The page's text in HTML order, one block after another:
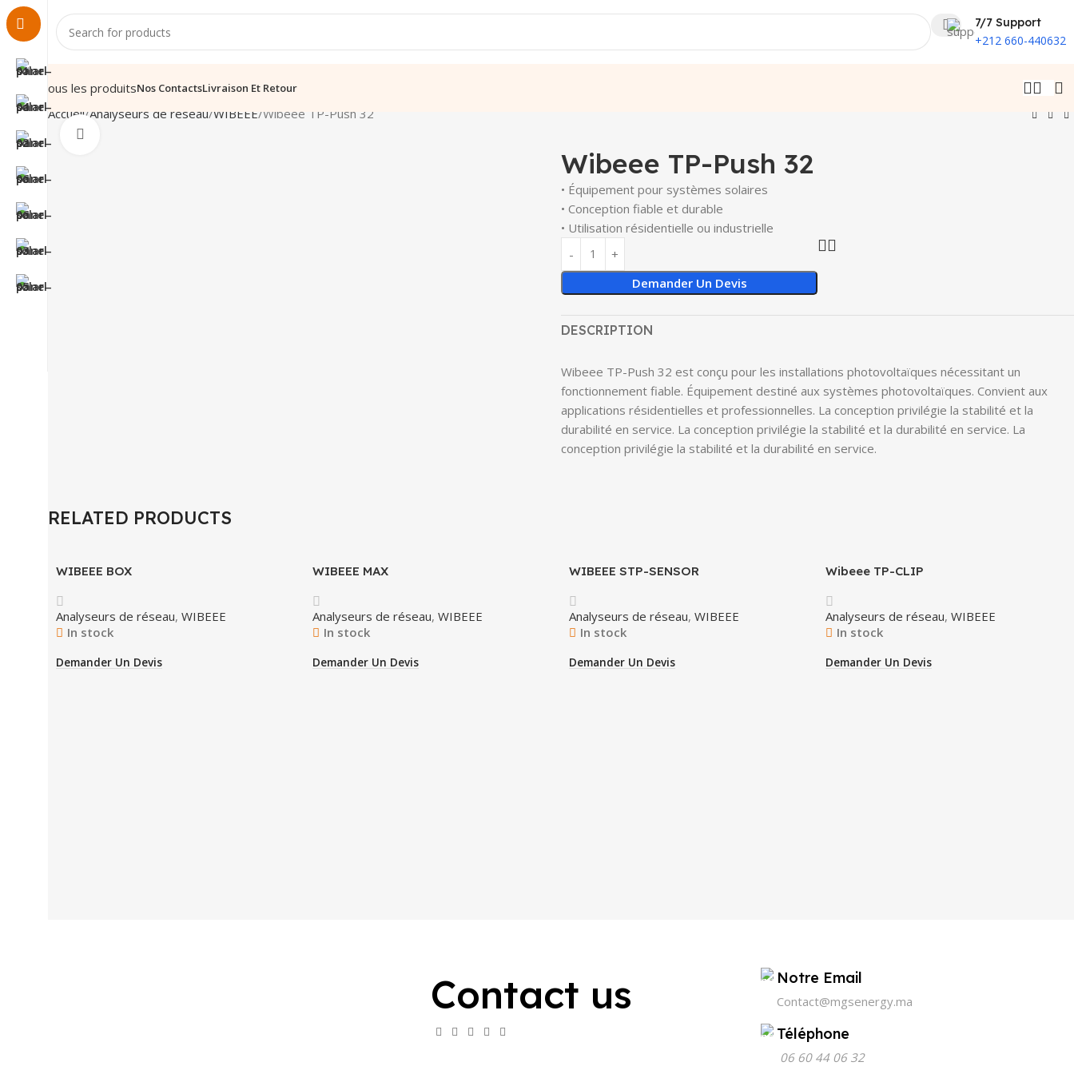
7/7 Support
+212 660-440632
Tous les produitsNos ContactsLivraison Et Retour
Accueil Analyseurs de réseau WIBEEE Wibeee TP-Push 32
Wibeee TP-Push 32
• Équipement pour systèmes solaires
• Conception fiable et durable
• Utilisation résidentielle ou industrielle
Demander Un Devis
DESCRIPTION
Wibeee TP-Push 32 est conçu pour les installations photovoltaïques nécessitant un
fonctionnement fiable. Équipement destiné aux systèmes photovoltaïques. Convient aux
applications résidentielles et professionnelles. La conception privilégie la stabilité et la
durabilité en service. La conception privilégie la stabilité et la durabilité en service. La
conception privilégie la stabilité et la durabilité en service.
RELATED PRODUCTS
WIBEEE BOX
Analyseurs de réseau, WIBEEE
In stock
Demander Un Devis
WIBEEE MAX
Analyseurs de réseau, WIBEEE
In stock
Demander Un Devis
WIBEEE STP-SENSOR
Analyseurs de réseau, WIBEEE
In stock
Demander Un Devis
Wibeee TP-CLIP
Analyseurs de réseau, WIBEEE
In stock
Demander Un Devis
Contact us Notre Email
Contact@mgsenergy.ma
Téléphone
06 60 44 06 32